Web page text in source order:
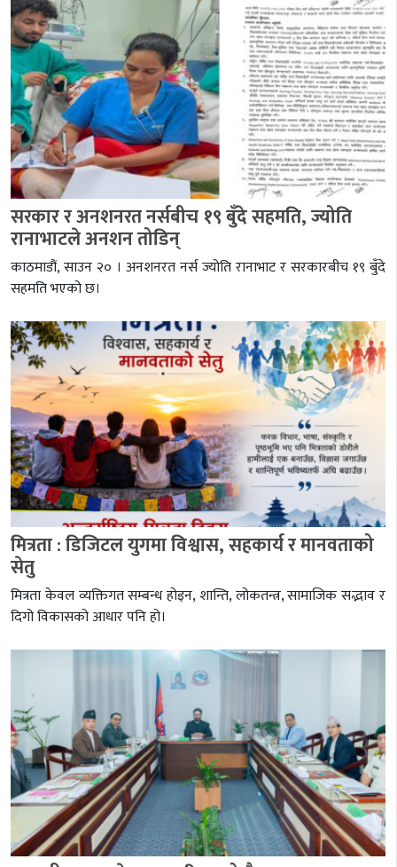
सरकार र अनशनरत नर्सबीच १९ बुँदे सहमति, ज्योति
रानाभाटले अनशन तोडिन्
काठमाडौं, साउन २० । अनशनरत नर्स ज्योति रानाभाट र सरकारबीच १९ बुँदे
सहमति भएको छ।
मित्रता : डिजिटल युगमा विश्वास, सहकार्य र मानवताको
सेतु
मित्रता केवल व्यक्तिगत सम्बन्ध होइन, शान्ति, लोकतन्त्र, सामाजिक सद्भाव र
दिगो विकासको आधार पनि हो।